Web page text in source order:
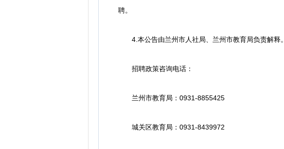
聘。
4.本公告由兰州市人社局、兰州市教育局负责解释。
招聘政策咨询电话：
兰州市教育局：0931-8855425
城关区教育局：0931-8439972